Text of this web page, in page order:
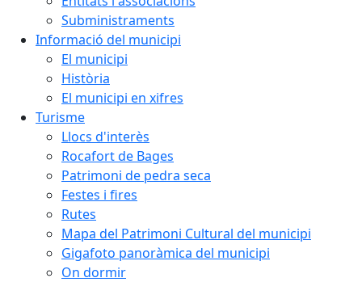
Subministraments
Informació del municipi
El municipi
Història
El municipi en xifres
Turisme
Llocs d'interès
Rocafort de Bages
Patrimoni de pedra seca
Festes i fires
Rutes
Mapa del Patrimoni Cultural del municipi
Gigafoto panoràmica del municipi
On dormir